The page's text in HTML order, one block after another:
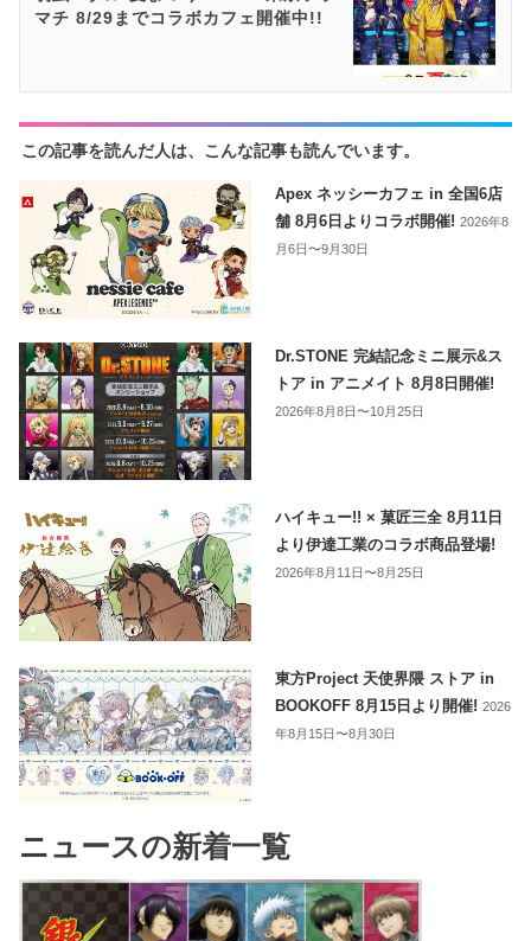
マチ 8/29までコラボカフェ開催中!!
この記事を読んだ人は、こんな記事も読んでいます。
Apex ネッシーカフェ in 全国6店
舗 8月6日よりコラボ開催!2026年8
月6日〜9月30日
Dr.STONE 完結記念ミニ展示&ス
トア in アニメイト 8月8日開催!
2026年8月8日〜10月25日
ハイキュー!! × 菓匠三全 8月11日
より伊達工業のコラボ商品登場!
2026年8月11日〜8月25日
東方Project 天使界隈 ストア in
BOOKOFF 8月15日より開催!2026
年8月15日〜8月30日
ニュースの新着一覧